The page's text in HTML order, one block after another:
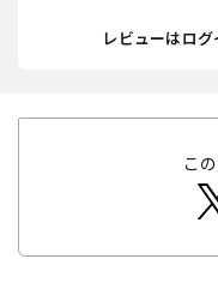
レビューはログ
こ